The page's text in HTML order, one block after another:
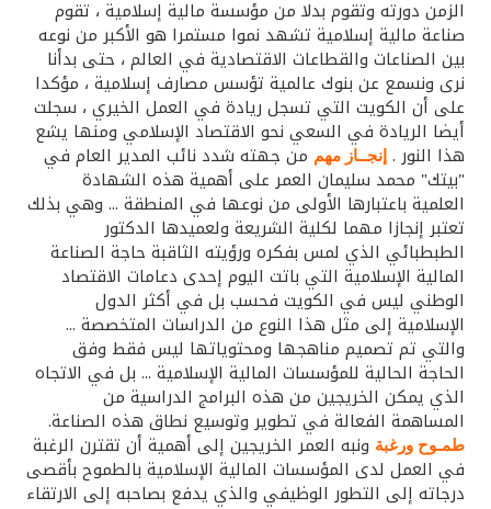
الزمن دورته وتقوم بدلا من مؤسسة مالية إسلامية ، تقوم
صناعة مالية إسلامية تشهد نموا مستمرا هو الأكبر من نوعه
بين الصناعات والقطاعات الاقتصادية في العالم ، حتى بدأنا
نرى ونسمع عن بنوك عالمية تؤسس مصارف إسلامية ، مؤكدا
على أن الكويت التي تسجل ريادة في العمل الخيري ، سجلت
أيضا الريادة في السعي نحو الاقتصاد الإسلامي ومنها يشع
هذا النور . إنجــاز مهم من جهته شدد نائب المدير العام في
"بيتك" محمد سليمان العمر على أهمية هذه الشهادة
العلمية باعتبارها الأولى من نوعها في المنطقة ... وهي بذلك
تعتبر إنجازا مهما لكلية الشريعة ولعميدها الدكتور
الطبطبائي الذي لمس بفكره ورؤيته الثاقبة حاجة الصناعة
المالية الإسلامية التي باتت اليوم إحدى دعامات الاقتصاد
الوطني ليس في الكويت فحسب بل في أكثر الدول
الإسلامية إلى مثل هذا النوع من الدراسات المتخصصة ...
والتي تم تصميم مناهجها ومحتوياتها ليس فقط وفق
الحاجة الحالية للمؤسسات المالية الإسلامية ... بل في الاتجاه
الذي يمكن الخريجين من هذه البرامج الدراسية من
المساهمة الفعالة في تطوير وتوسيع نطاق هذه الصناعة.
طمـوح ورغبة ونبه العمر الخريجين إلى أهمية أن تقترن الرغبة
في العمل لدى المؤسسات المالية الإسلامية بالطموح بأقصى
درجاته إلى التطور الوظيفي والذي يدفع بصاحبه إلى الارتقاء